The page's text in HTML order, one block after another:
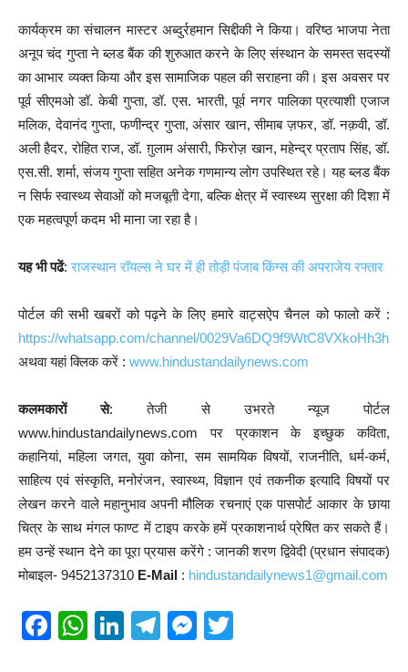
कार्यक्रम का संचालन मास्टर अब्दुर्रहमान सिद्दीकी ने किया। वरिष्ठ भाजपा नेता
अनूप चंद गुप्ता ने ब्लड बैंक की शुरुआत करने के लिए संस्थान के समस्त सदस्यों
का आभार व्यक्त किया और इस सामाजिक पहल की सराहना की। इस अवसर पर
पूर्व सीएमओ डॉ. केबी गुप्ता, डॉ. एस. भारती, पूर्व नगर पालिका प्रत्याशी एजाज
मलिक, देवानंद गुप्ता, फणीन्द्र गुप्ता, अंसार खान, सीमाब ज़फर, डॉ. नक़वी, डॉ.
अली हैदर, रोहित राज, डॉ. ग़ुलाम अंसारी, फिरोज़ खान, महेन्द्र प्रताप सिंह, डॉ.
एस.सी. शर्मा, संजय गुप्ता सहित अनेक गणमान्य लोग उपस्थित रहे। यह ब्लड बैंक
न सिर्फ स्वास्थ्य सेवाओं को मजबूती देगा, बल्कि क्षेत्र में स्वास्थ्य सुरक्षा की दिशा में
एक महत्वपूर्ण कदम भी माना जा रहा है।
यह भी पढें:राजस्थान रॉयल्स ने घर में ही तोड़ी पंजाब किंग्स की अपराजेय रफ्तार
पोर्टल की सभी खबरों को पढ़ने के लिए हमारे वाट्सऐप चैनल को फालो करें :
https://whatsapp.com/channel/0029Va6DQ9f9WtC8VXkoHh3h
अथवा यहां क्लिक करें : www.hindustandailynews.com
कलमकारों से: तेजी से उभरते न्यूज पोर्टल
www.hindustandailynews.com पर प्रकाशन के इच्छुक कविता,
कहानियां, महिला जगत, युवा कोना, सम सामयिक विषयों, राजनीति, धर्म-कर्म,
साहित्य एवं संस्कृति, मनोरंजन, स्वास्थ्य, विज्ञान एवं तकनीक इत्यादि विषयों पर
लेखन करने वाले महानुभाव अपनी मौलिक रचनाएं एक पासपोर्ट आकार के छाया
चित्र के साथ मंगल फाण्ट में टाइप करके हमें प्रकाशनार्थ प्रेषित कर सकते हैं।
हम उन्हें स्थान देने का पूरा प्रयास करेंगे : जानकी शरण द्विवेदी (प्रधान संपादक)
मोबाइल- 9452137310 E-Mail : hindustandailynews1@gmail.com
F
W
Li
T
M